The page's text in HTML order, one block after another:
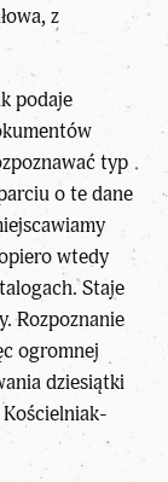
z
podaje
typ
o te dane
wtedy
Staje
Rozpoznanie
ogromnej
dziesiątki